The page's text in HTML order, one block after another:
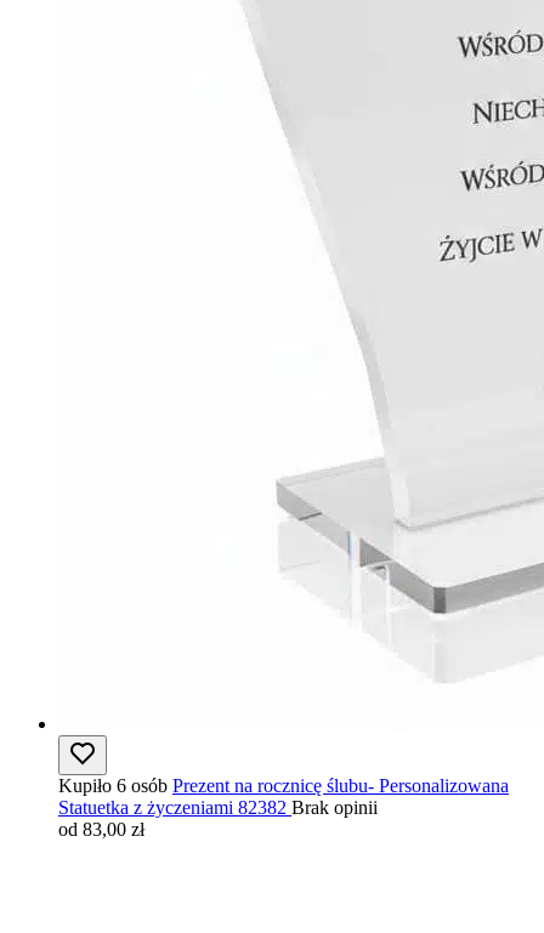
Kupiło 6 osób Prezent na rocznicę ślubu- Personalizowana
Statuetka z życzeniami 82382 Brak opinii
od 83,00 zł